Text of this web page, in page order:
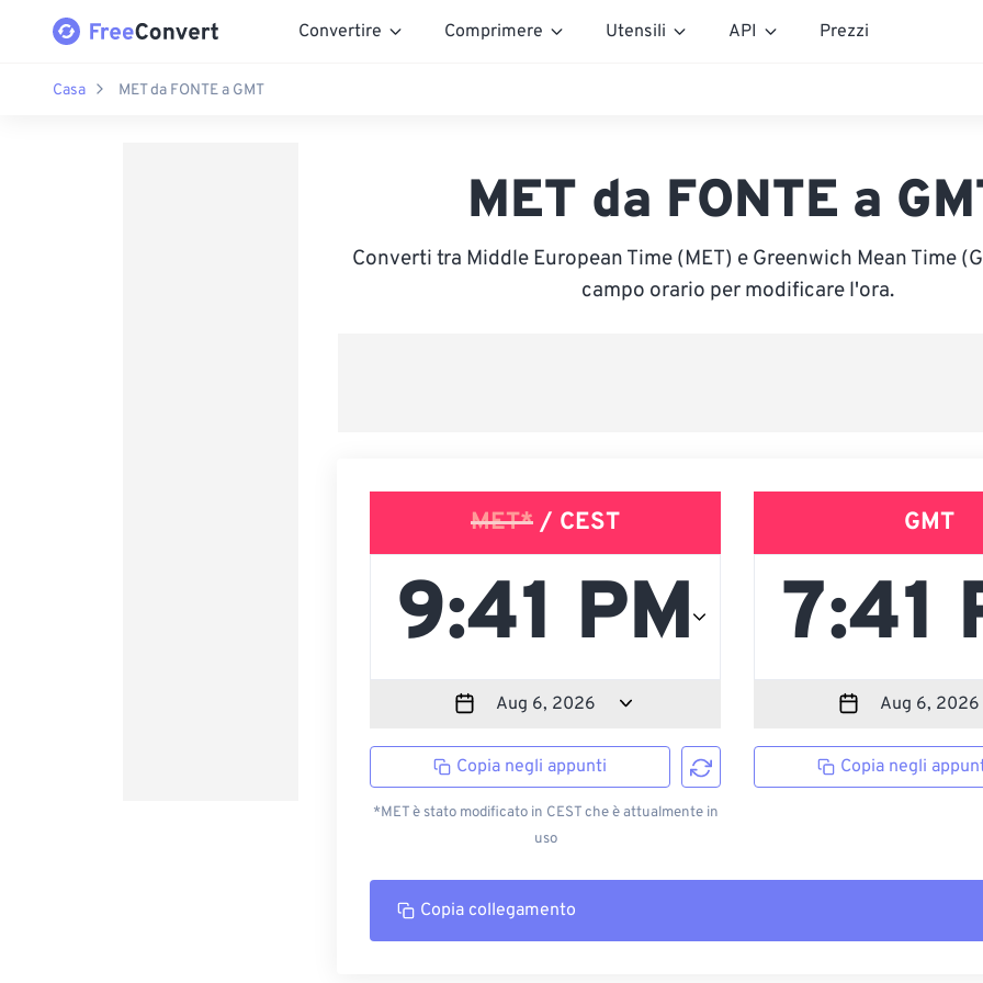
Convertire Comprimere Utensili API Prezzi
Casa MET da FONTE a GMT
MET da FONTE a
Converti tra Middle European Time (MET) e Greenwich Mean Time
campo orario per modificare l'ora.
MET* / CEST
Copia negli appunti
*MET è stato modificato in CEST che è attualmente in
uso
GMT
Copia negli
Copia collegamento